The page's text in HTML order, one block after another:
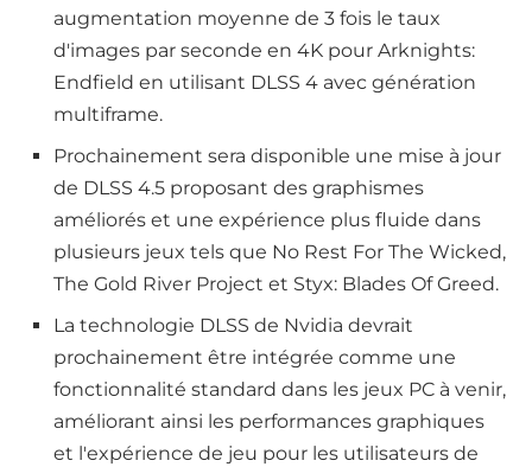
augmentation moyenne de 3 fois le taux
d'images par seconde en 4K pour Arknights:
Endfield en utilisant DLSS 4 avec génération
multiframe.
Prochainement sera disponible une mise à jour
de DLSS 4.5 proposant des graphismes
améliorés et une expérience plus fluide dans
plusieurs jeux tels que No Rest For The Wicked,
The Gold River Project et Styx: Blades Of Greed.
La technologie DLSS de Nvidia devrait
prochainement être intégrée comme une
fonctionnalité standard dans les jeux PC à venir,
améliorant ainsi les performances graphiques
et l'expérience de jeu pour les utilisateurs de